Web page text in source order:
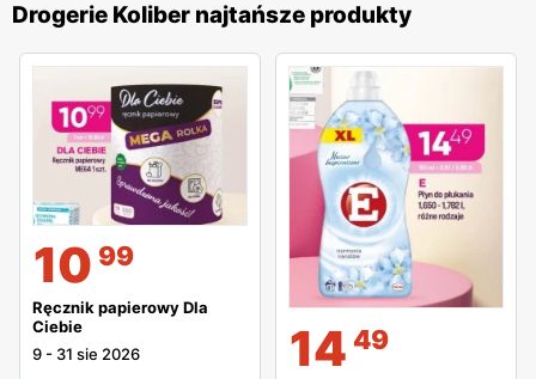
Drogerie Koliber najtańsze produkty
10 99
Ręcznik papierowy Dla
Ciebie
9 - 31 sie 2026 14 49